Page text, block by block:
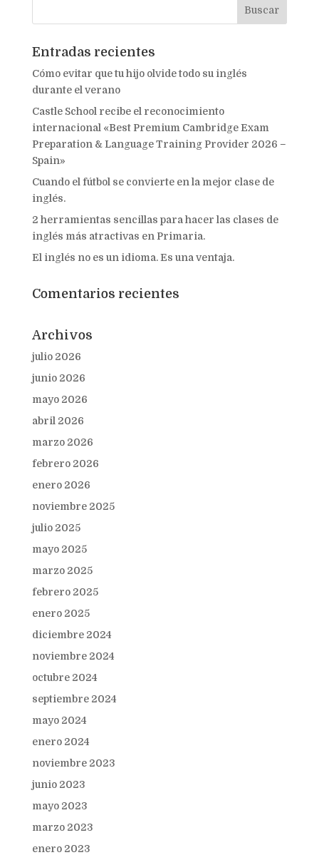
Entradas recientes
Cómo evitar que tu hijo olvide todo su inglés
durante el verano
Castle School recibe el reconocimiento
internacional «Best Premium Cambridge Exam
Preparation & Language Training Provider 2026 –
Spain»
Cuando el fútbol se convierte en la mejor clase de
inglés.
2 herramientas sencillas para hacer las clases de
inglés más atractivas en Primaria.
El inglés no es un idioma. Es una ventaja.
Comentarios recientes
Archivos
julio 2026
junio 2026
mayo 2026
abril 2026
marzo 2026
febrero 2026
enero 2026
noviembre 2025
julio 2025
mayo 2025
marzo 2025
febrero 2025
enero 2025
diciembre 2024
noviembre 2024
octubre 2024
septiembre 2024
mayo 2024
enero 2024
noviembre 2023
junio 2023
mayo 2023
marzo 2023
enero 2023